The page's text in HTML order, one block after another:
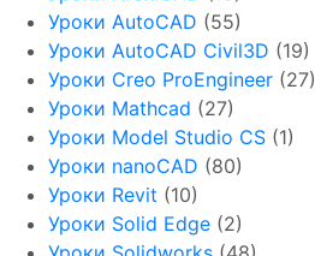
Уроки AutoCAD (55)
Уроки AutoCAD Civil3D (19)
Уроки Creo ProEngineer (27)
Уроки Mathcad (27)
Уроки Model Studio CS (1)
Уроки nanoCAD (80)
Уроки Revit (10)
Уроки Solid Edge (2)